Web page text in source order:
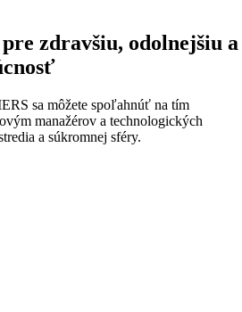
zdravšiu, odolnejšiu a
sa môžete spoľahnúť na tím
manažérov a technologických
a súkromnej sféry.